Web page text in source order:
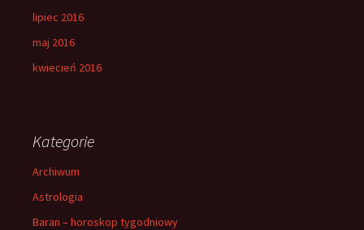
lipiec 2016
maj 2016
kwiecień 2016
Kategorie
Archiwum
Astrologia
Baran – horoskop tygodniowy